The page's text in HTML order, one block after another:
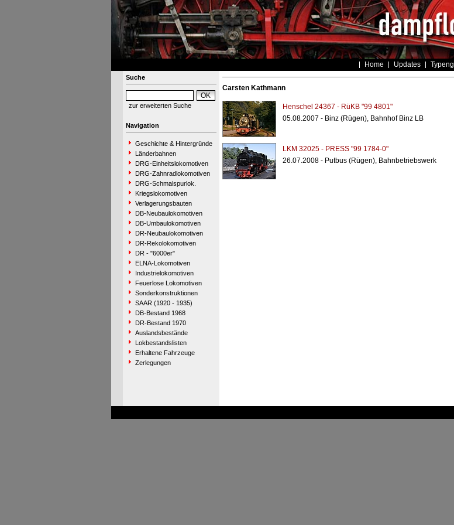
Home Updates
Suche
zur erweiterten Suche
Navigation
Geschichte & Hintergründe
Länderbahnen
DRG-Einheitslokomotiven
DRG-Zahnradlokomotiven
DRG-Schmalspurlok.
Kriegslokomotiven
Verlagerungsbauten
DB-Neubaulokomotiven
DB-Umbaulokomotiven
DR-Neubaulokomotiven
DR-Rekolokomotiven
DR - "6000er"
ELNA-Lokomotiven
Industrielokomotiven
Feuerlose Lokomotiven
Sonderkonstruktionen
SAAR (1920 - 1935)
DB-Bestand 1968
DR-Bestand 1970
Auslandsbestände
Lokbestandslisten
Erhaltene Fahrzeuge
Zerlegungen
Carsten Kathmann
Henschel 24367 - RüKB "99 4801"
05.08.2007 - Binz (Rügen), Bahnhof Binz LB
LKM 32025 - PRESS "99 1784-0"
26.07.2008 - Putbus (Rügen), Bahnbetriebswerk